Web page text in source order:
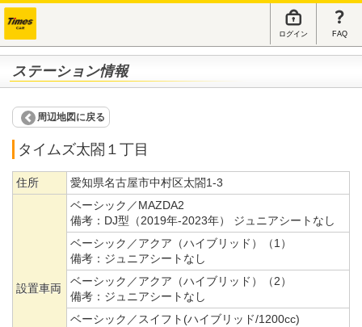
ログイン FAQ
ステーション情報
周辺地図に戻る
タイムズ太閤１丁目
住所 愛知県名古屋市中村区太閤1-3
設置車両
ベーシック／MAZDA2
備考： DJ型（2019年-2023年） ジュニアシートなし
ベーシック／アクア（ハイブリッド）（1）
備考： ジュニアシートなし
ベーシック／アクア（ハイブリッド）（2）
備考： ジュニアシートなし
ベーシック／スイフト(ハイブリッド/1200cc)